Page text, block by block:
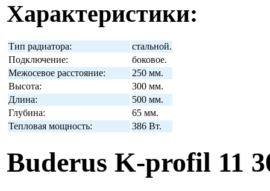
Характеристики:
Тип радиатора:
стальной.
Подключение:
боковое.
Межосевое расстояние:
250 мм.
Высота:
300 мм.
Длина:
500 мм.
Глубина:
65 мм.
Тепловая мощность:
386 Вт.
Buderus K-profil 11